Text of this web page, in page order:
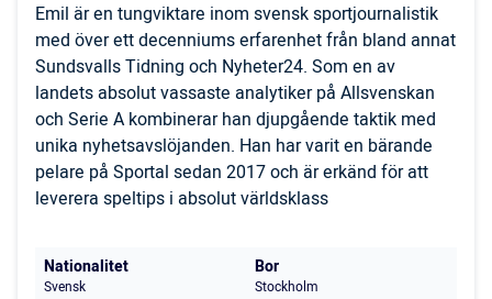
Emil är en tungviktare inom svensk sportjournalistik
med över ett decenniums erfarenhet från bland annat
Sundsvalls Tidning och Nyheter24. Som en av
landets absolut vassaste analytiker på Allsvenskan
och Serie A kombinerar han djupgående taktik med
unika nyhetsavslöjanden. Han har varit en bärande
pelare på Sportal sedan 2017 och är erkänd för att
leverera speltips i absolut världsklass
Nationalitet
Svensk
Bor
Stockholm